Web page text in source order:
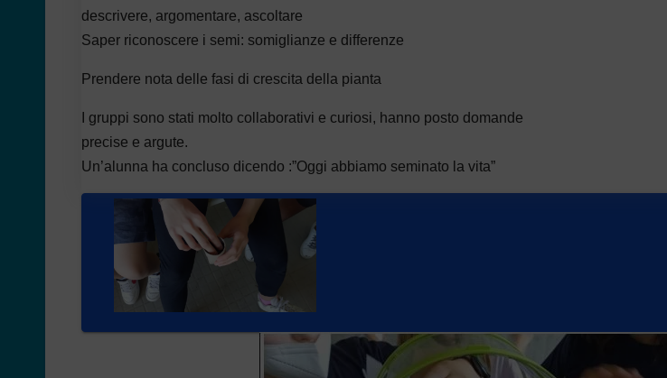
descrivere, argomentare, ascoltare
Saper riconoscere i semi: somiglianze e differenze
Prendere nota delle fasi di crescita della pianta
I gruppi sono stati molto collaborativi e curiosi, hanno posto domande
precise e argute.
Un’alunna ha concluso dicendo :”Oggi abbiamo seminato la vita”